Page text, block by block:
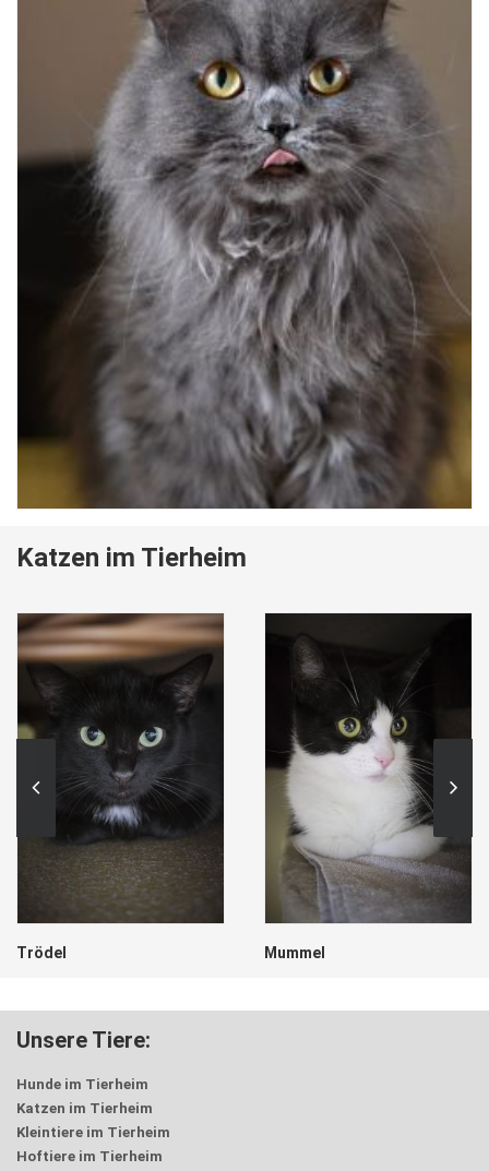
Katzen im Tierheim
Trödel Mummel
Unsere Tiere:
Hunde im Tierheim
Katzen im Tierheim
Kleintiere im Tierheim
Hoftiere im Tierheim